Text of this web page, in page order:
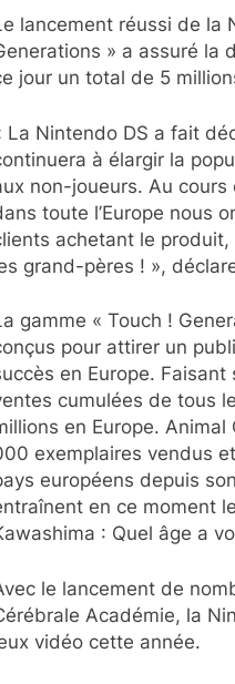
lancement réussi de la
» a assuré la
jour un total de 5
La Nintendo DS a fait
à élargir la
non-joueurs. Au
toute l’Europe nous
achetant le produit,
grand-pères ! »,
gamme « Touch !
pour attirer un
en Europe.
cumulées de tous
en Europe.
exemplaires vendus
européens depuis
en ce moment
: Quel âge a
le lancement de
Académie, la
vidéo cette année.